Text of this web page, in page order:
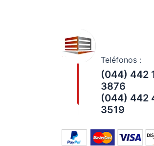
Teléfonos :
(044) 442
3876
(044) 442
3519